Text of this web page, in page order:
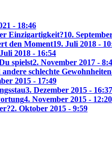
- 18:46
Einzigartigkeit?10.
den Moment19. Juli 2018 -
2018 - 16:54
spielst2. November 2017 -
schlechte Gewohnheiten
2015 - 17:49
3. Dezember 2015 - 16:37
4. November 2015 - 12:20
2. Oktober 2015 - 9:59